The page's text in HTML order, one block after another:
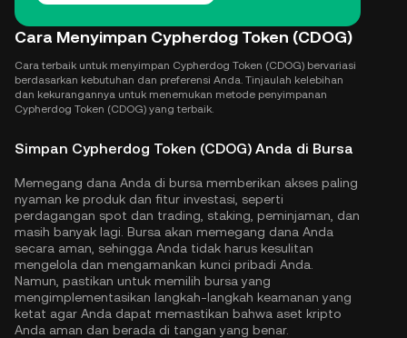
Cara Menyimpan Cypherdog Token (CDOG)
Cara terbaik untuk menyimpan Cypherdog Token (CDOG) bervariasi
berdasarkan kebutuhan dan preferensi Anda. Tinjaulah kelebihan
dan kekurangannya untuk menemukan metode penyimpanan
Cypherdog Token (CDOG) yang terbaik.
Simpan Cypherdog Token (CDOG) Anda di Bursa
Memegang dana Anda di bursa memberikan akses paling
nyaman ke produk dan fitur investasi, seperti
perdagangan spot dan trading, staking, peminjaman, dan
masih banyak lagi. Bursa akan memegang dana Anda
secara aman, sehingga Anda tidak harus kesulitan
mengelola dan mengamankan kunci pribadi Anda.
Namun, pastikan untuk memilih bursa yang
mengimplementasikan langkah-langkah keamanan yang
ketat agar Anda dapat memastikan bahwa aset kripto
Anda aman dan berada di tangan yang benar.